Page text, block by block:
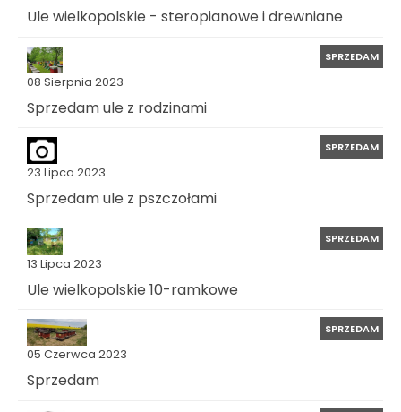
Ule wielkopolskie - steropianowe i drewniane
08 Sierpnia 2023
SPRZEDAM
Sprzedam ule z rodzinami
23 Lipca 2023
SPRZEDAM
Sprzedam ule z pszczołami
13 Lipca 2023
SPRZEDAM
Ule wielkopolskie 10-ramkowe
05 Czerwca 2023
SPRZEDAM
Sprzedam